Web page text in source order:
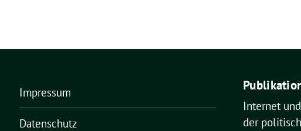
Impressum
Datenschutz
Internet
der